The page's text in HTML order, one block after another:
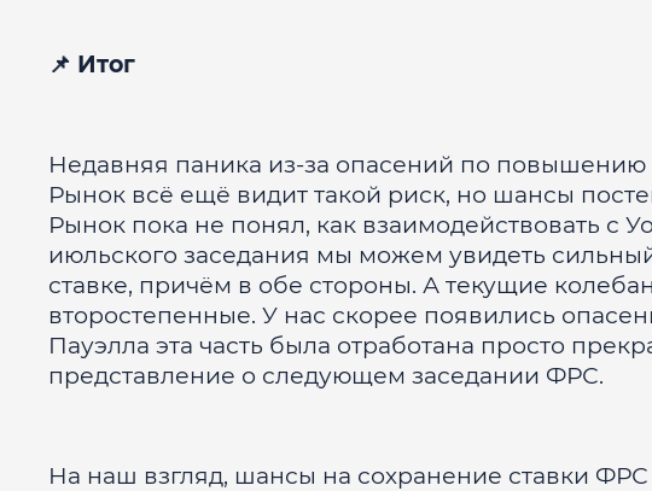
📌 Итог
Недавняя паника из-за опасений по повышению
Рынок всё ещё видит такой риск, но шансы
Рынок пока не понял, как взаимодействовать с
июльского заседания мы можем увидеть
ставке, причём в обе стороны. А текущие
второстепенные. У нас скорее появились
Пауэлла эта часть была отработана просто
представление о следующем заседании ФРС.
На наш взгляд, шансы на сохранение ставки